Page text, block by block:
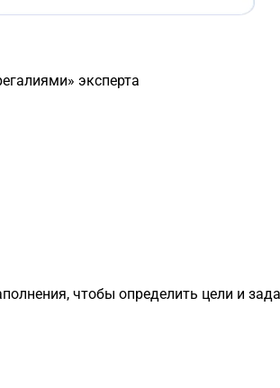
эксперта
чтобы определить цели и